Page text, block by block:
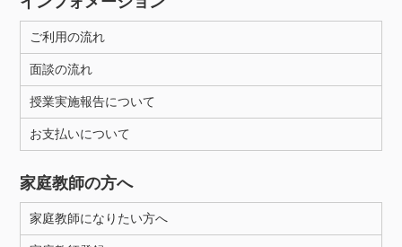
ご利用の流れ
面談の流れ
授業実施報告について
お支払いについて
家庭教師の方へ
家庭教師になりたい方へ